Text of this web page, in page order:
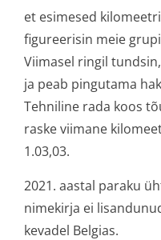
et esimesed
figureerisin meie
Viimasel ringil
ja peab pingutama
Tehniline rada koos
raske viimane
1.03,03.
2021. aastal paraku
nimekirja ei
kevadel Belgias.